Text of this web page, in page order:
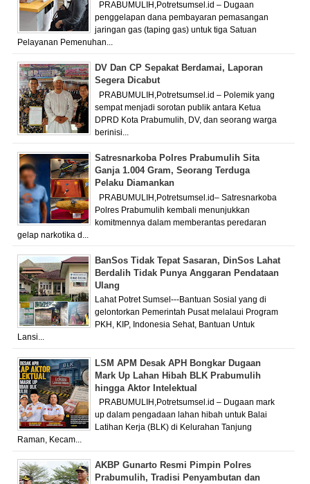
PRABUMULIH,Potretsumsel.id – Dugaan
penggelapan dana pembayaran pemasangan
jaringan gas (taping gas) untuk tiga Satuan
Pelayanan Pemenuhan...
DV Dan CP Sepakat Berdamai, Laporan
Segera Dicabut
PRABUMULIH,Potretsumsel.id – Polemik yang
sempat menjadi sorotan publik antara Ketua
DPRD Kota Prabumulih, DV, dan seorang warga
berinisi...
Satresnarkoba Polres Prabumulih Sita
Ganja 1.004 Gram, Seorang Terduga
Pelaku Diamankan
PRABUMULIH,Potretsumsel.id– Satresnarkoba
Polres Prabumulih kembali menunjukkan
komitmennya dalam memberantas peredaran
gelap narkotika d...
BanSos Tidak Tepat Sasaran, DinSos Lahat
Berdalih Tidak Punya Anggaran Pendataan
Ulang
Lahat Potret Sumsel---Bantuan Sosial yang di
gelontorkan Pemerintah Pusat melalaui Program
PKH, KIP, Indonesia Sehat, Bantuan Untuk
Lansi...
LSM APM Desak APH Bongkar Dugaan
Mark Up Lahan Hibah BLK Prabumulih
hingga Aktor Intelektual
PRABUMULIH,Potretsumsel.id – Dugaan mark
up dalam pengadaan lahan hibah untuk Balai
Latihan Kerja (BLK) di Kelurahan Tanjung
Raman, Kecam...
AKBP Gunarto Resmi Pimpin Polres
Prabumulih, Tradisi Penyambutan dan